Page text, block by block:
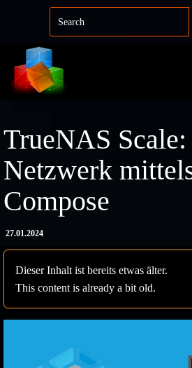
Direkt zum Inhalt
TrueNAS
Netzwerk
Compose
27.01.2024
Dieser Inhalt ist bereits etwas älter.
This content is already a bit old.